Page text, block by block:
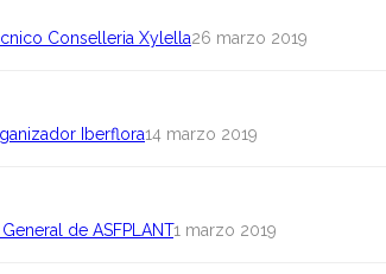
Conselleria Xylella26 marzo 2019
Iberflora14 marzo 2019
de ASFPLANT1 marzo 2019